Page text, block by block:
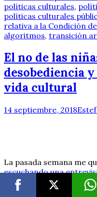
políticas culturales,
políticas culturales
relativa a la Condición
algoritmos, transición
El no de las
desobediencia
vida cultural
14 septiembre, 2018
La pasada semana me
escuchando una
9 años que con su acto
cantar el himno en el